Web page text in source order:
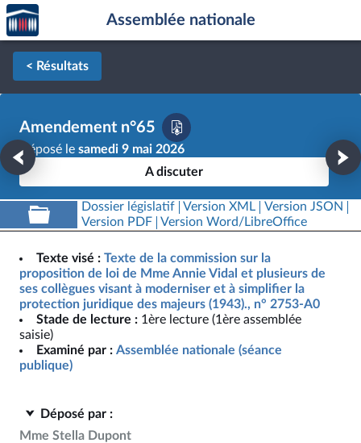
Aller au contenu
Aller en bas de la page
Accèder
à la
page
d'accueil
Assemblée nationale
< Résultats
Amendement n°65
Déposé le samedi 9 mai 2026
A discuter
Dossier législatif Version XML
Version JSON
Version PDF
Version Word/LibreOffice
Texte visé : Texte de la commission sur la
proposition de loi de Mme Annie Vidal et plusieurs de
ses collègues visant à moderniser et à simplifier la
protection juridique des majeurs (1943)., n° 2753-A0
Stade de lecture : 1ère lecture (1ère assemblée
saisie)
Examiné par : Assemblée nationale (séance
publique)
Déposé par :
Mme Stella Dupont